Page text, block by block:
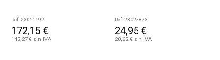
Ref. 23041192
172,15 €
142,27 € sin IVA
Ref. 23025873
24,95 €
20,62 € sin IVA